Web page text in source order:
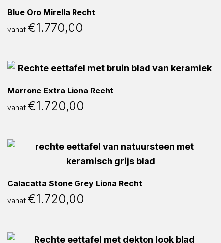
Blue Oro Mirella Recht
vanaf €1.770,00
Marrone Extra Liona Recht
vanaf €1.720,00
Calacatta Stone Grey Liona Recht
vanaf €1.720,00